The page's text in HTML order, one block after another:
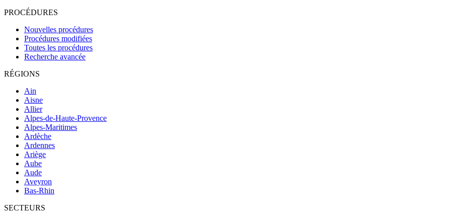
PROCÉDURES
Nouvelles procédures
Procédures modifiées
Toutes les procédures
Recherche avancée
RÉGIONS
Ain
Aisne
Allier
Alpes-de-Haute-Provence
Alpes-Maritimes
Ardèche
Ardennes
Ariège
Aube
Aude
Aveyron
Bas-Rhin
SECTEURS